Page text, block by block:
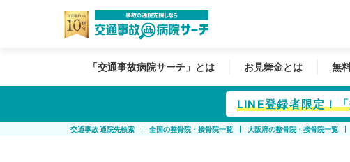
「交通事故病院サーチ」とは お見舞金とは 無
LINE登録者限定！
交通事故 通院先検索 全国の整骨院・接骨院一覧 大阪府の整骨院・接骨院一覧